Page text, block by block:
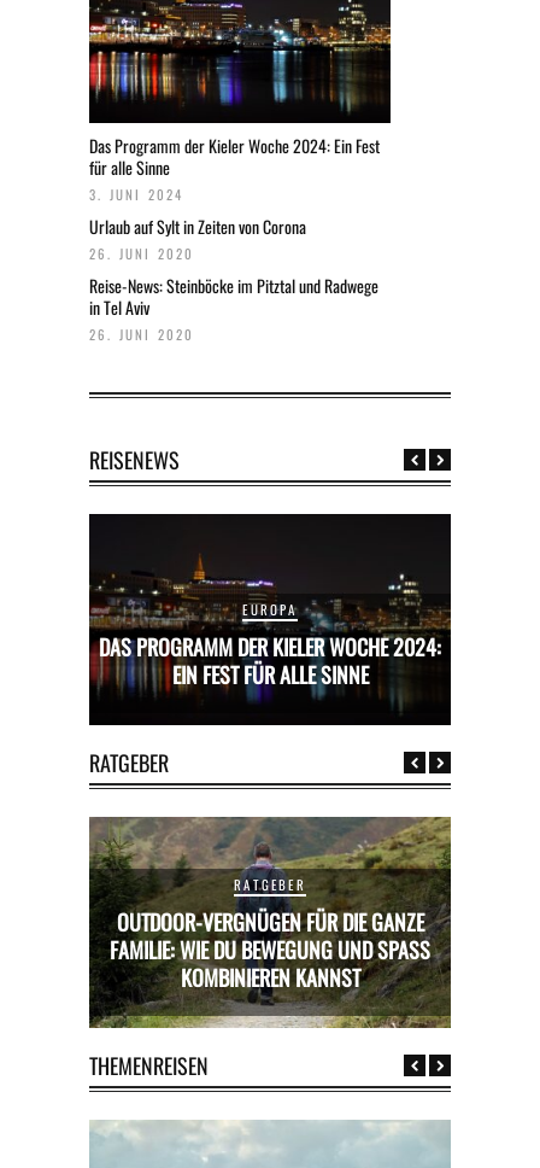
Das Programm der Kieler Woche 2024: Ein Fest
für alle Sinne
3. JUNI 2024
Urlaub auf Sylt in Zeiten von Corona
26. JUNI 2020
Reise-News: Steinböcke im Pitztal und Radwege
in Tel Aviv
26. JUNI 2020
REISENEWS
EUROPA
DAS PROGRAMM DER KIELER WOCHE 2024:
EIN FEST FÜR ALLE SINNE
RATGEBER
RATGEBER
OUTDOOR-VERGNÜGEN FÜR DIE GANZE
FAMILIE: WIE DU BEWEGUNG UND SPASS K
OMBINIEREN KANNST
THEMENREISEN